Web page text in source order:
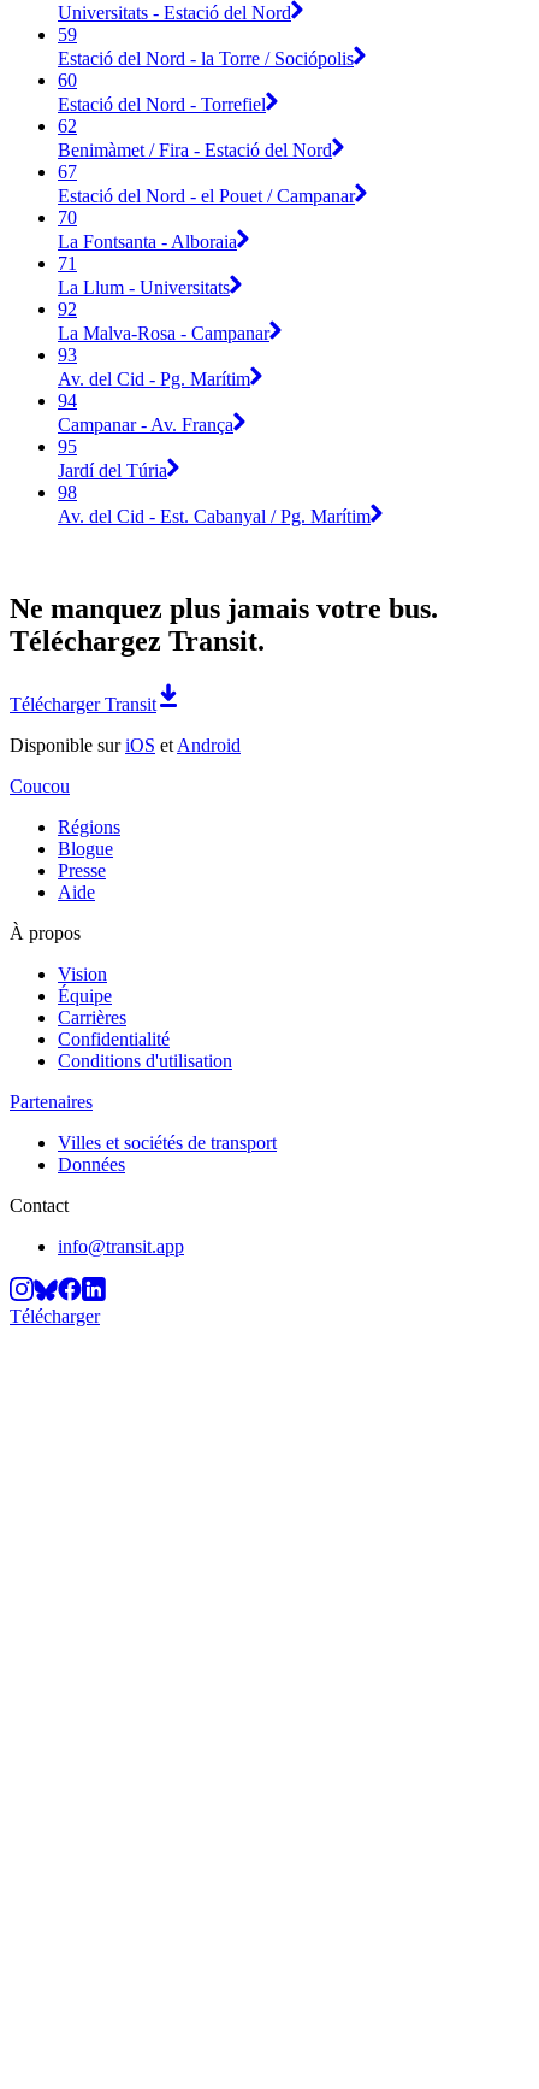
Universitats - Estació del Nord
59
Estació del Nord - la Torre / Sociópolis
60
Estació del Nord - Torrefiel
62
Benimàmet / Fira - Estació del Nord
67
Estació del Nord - el Pouet / Campanar
70
La Fontsanta - Alboraia
71
La Llum - Universitats
92
La Malva-Rosa - Campanar
93
Av. del Cid - Pg. Marítim
94
Campanar - Av. França
95
Jardí del Túria
98
Av. del Cid - Est. Cabanyal / Pg. Marítim
Ne manquez plus jamais votre bus.
Téléchargez Transit.
Télécharger Transit
Disponible suriOS et Android
Coucou
Régions
Blogue
Presse
Aide
À propos
Vision
Équipe
Carrières
Confidentialité
Conditions d'utilisation
Partenaires
Villes et sociétés de transport
Données
Contact
info@transit.app
Télécharger